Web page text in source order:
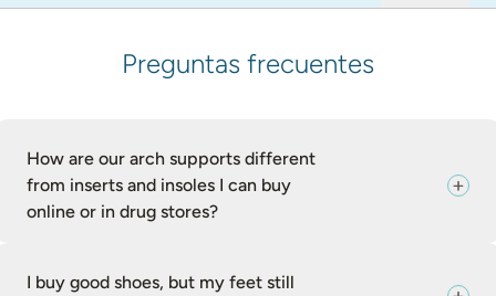
Preguntas frecuentes
How are our arch supports different
from inserts and insoles I can buy
online or in drug stores?
I buy good shoes, but my feet still